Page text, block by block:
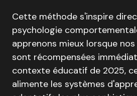
Cette méthode s'inspire
psychologie
apprenons mieux lorsque
sont récompensées
contexte éducatif de 2025,
alimente les systèmes